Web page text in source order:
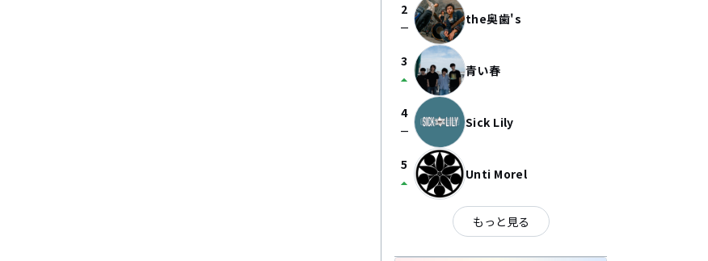
2
check_indeterminate_small the奥歯's
3
arrow_drop_up 青い春
4
check_indeterminate_small Sick Lily
5
arrow_drop_up Unti Morel
もっと見る